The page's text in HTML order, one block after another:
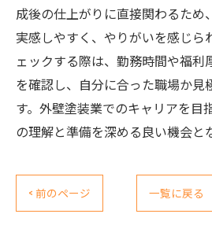
成後の仕上がりに直接関わるため
実感しやすく、やりがいを感じら
ェックする際は、勤務時間や福利
を確認し、自分に合った職場か見
す。外壁塗装業でのキャリアを目
の理解と準備を深める良い機会と
< 前のページ 一覧に戻る